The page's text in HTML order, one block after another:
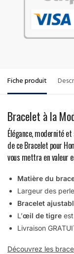
Fiche produit
Bracelet à la
Élégance, modernité
de ce Bracelet pour
vous mettra en valeur
Matière du
Largeur des
Bracelet
L’œil de tigre
Livraison
Découvrez les